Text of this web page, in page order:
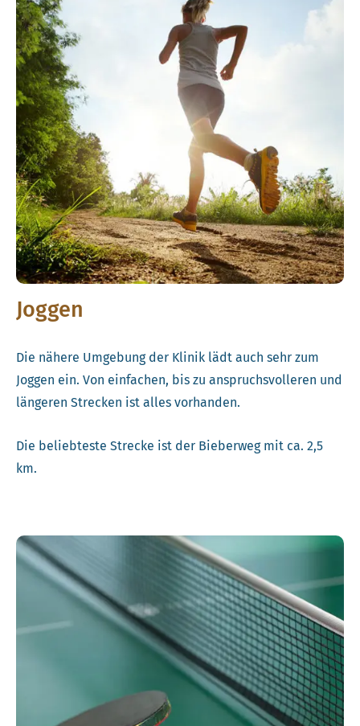
Joggen
Die nähere Umgebung der Klinik lädt auch sehr zum
Joggen ein. Von einfachen, bis zu anspruchsvolleren und
längeren Strecken ist alles vorhanden.
Die beliebteste Strecke ist der Bieberweg mit ca. 2,5
km.